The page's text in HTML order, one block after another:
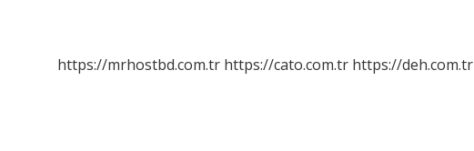
https://mrhostbd.com.tr https://cato.com.tr https://deh.com.tr